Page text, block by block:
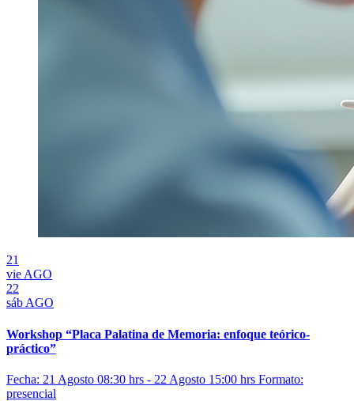
21
vie AGO
22
sáb AGO
Workshop “Placa Palatina de Memoria: enfoque teórico-
práctico”
Fecha: 21 Agosto 08:30 hrs - 22 Agosto 15:00 hrs Formato:
presencial